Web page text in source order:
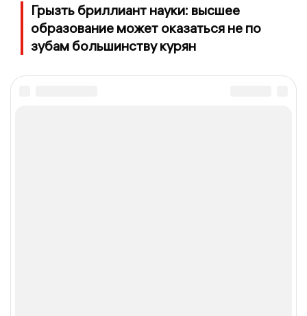
Грызть бриллиант науки: высшее
образование может оказаться не по
зубам большинству курян